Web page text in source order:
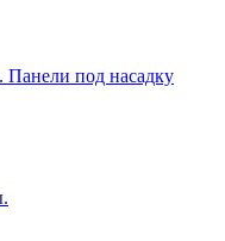
под насадку